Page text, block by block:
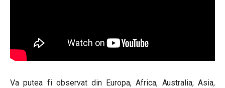
Va putea fi observat din Europa, Africa, Australia, Asia,